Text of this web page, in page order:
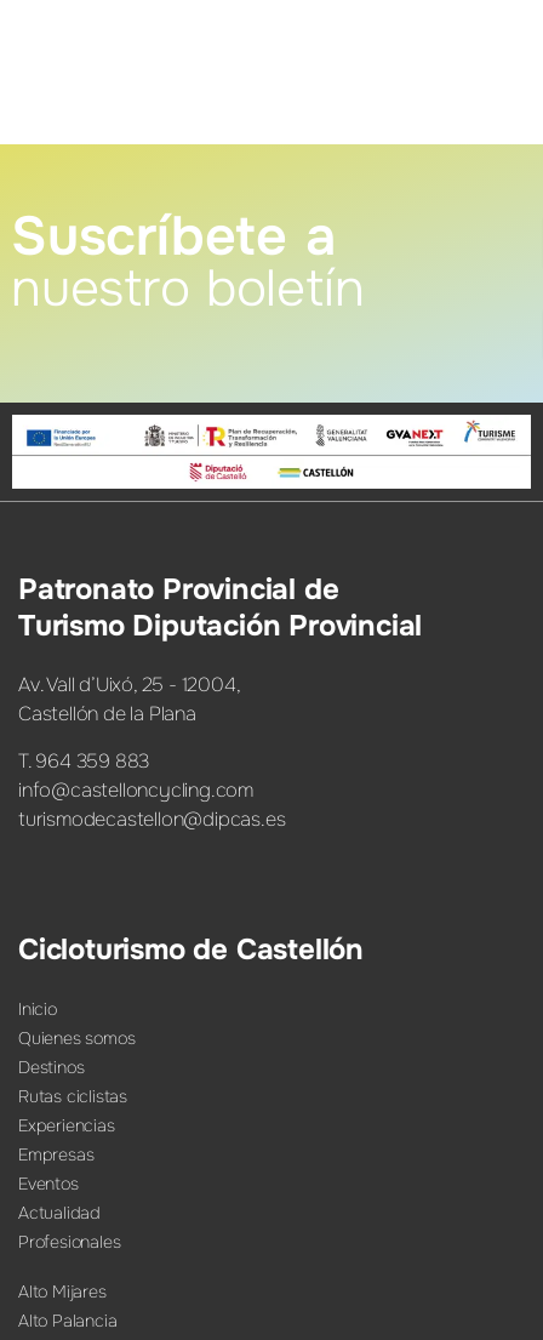
Suscríbete a
nuestro boletín
Patronato Provincial de
Turismo Diputación Provincial
Av. Vall d’Uixó, 25 - 12004,
Castellón de la Plana
T. 964 359 883
info@castelloncycling.com
turismodecastellon@dipcas.es
Cicloturismo de Castellón
Inicio
Quienes somos
Destinos
Rutas ciclistas
Experiencias
Empresas
Eventos
Actualidad
Profesionales
Alto Mijares
Alto Palancia